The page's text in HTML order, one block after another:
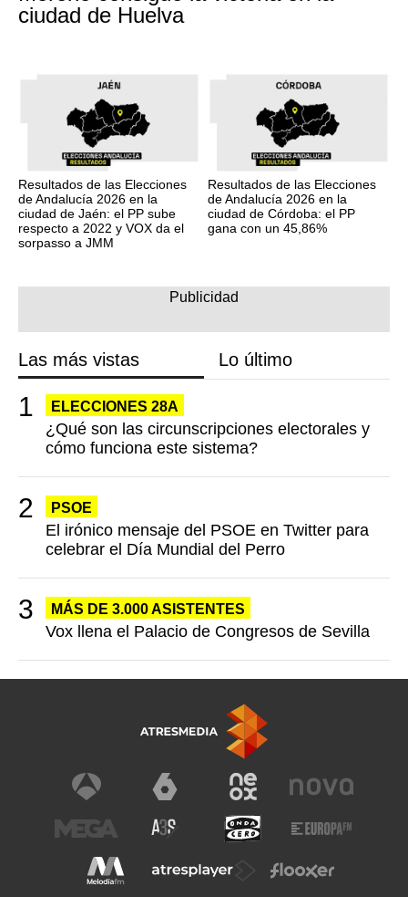
ciudad de Huelva
Resultados de las Elecciones
de Andalucía 2026 en la
ciudad de Jaén: el PP sube
respecto a 2022 y VOX da el
sorpasso a JMM
Resultados de las Elecciones
de Andalucía 2026 en la
ciudad de Córdoba: el PP
gana con un 45,86%
Las más vistas Lo último
ELECCIONES 28A
¿Qué son las circunscripciones electorales y
cómo funciona este sistema?
PSOE
El irónico mensaje del PSOE en Twitter para
celebrar el Día Mundial del Perro
MÁS DE 3.000 ASISTENTES
Vox llena el Palacio de Congresos de Sevilla